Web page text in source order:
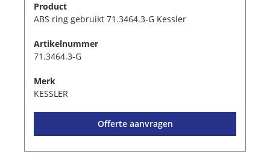
Product
ABS ring gebruikt 71.3464.3-G Kessler
Artikelnummer
71.3464.3-G
Merk
KESSLER
Offerte aanvragen